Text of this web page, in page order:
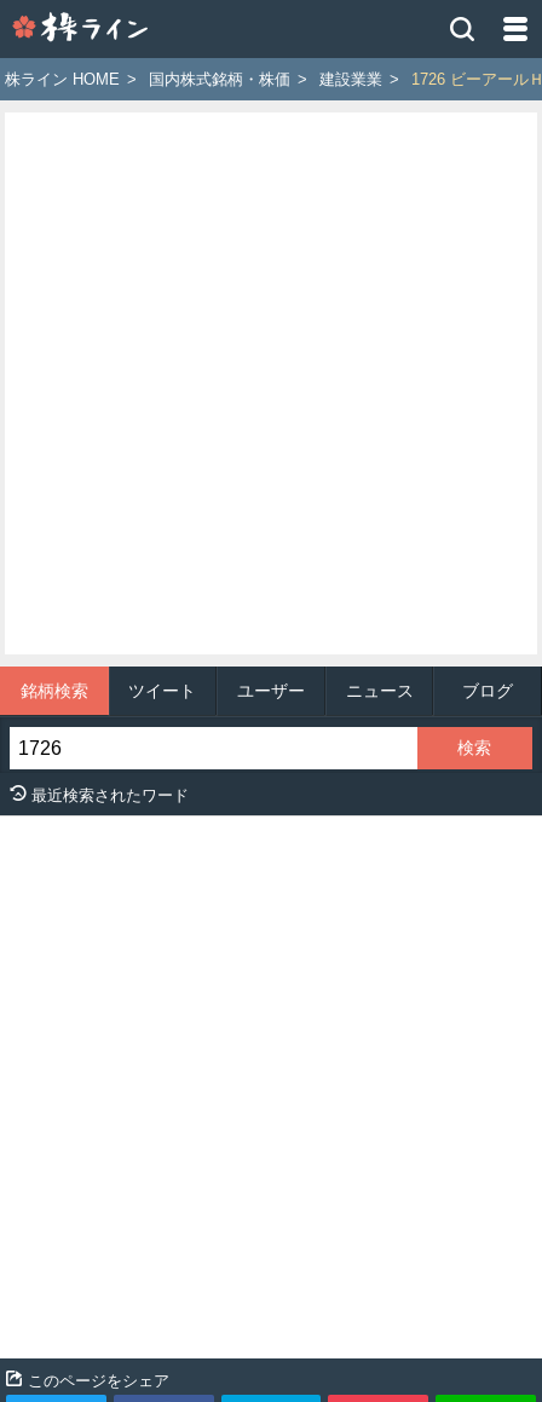
イ
ン
株ライン HOME > 国内株式銘柄・株価 > 建設業業 > 1726 ビーアール
銘柄検索 ツイート ユーザー ニュース ブログ
最近検索されたワード
このページをシェア